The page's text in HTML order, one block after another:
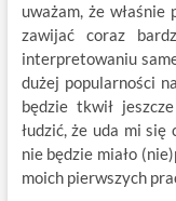
uważam, że właśnie
zawijać coraz
interpretowaniu
dużej popularności
będzie tkwił
łudzić, że uda mi
nie będzie miało
moich pierwszych